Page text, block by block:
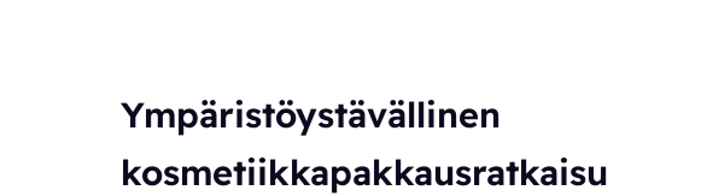
Ympäristöystävällinen
kosmetiikkapakkausratkaisu